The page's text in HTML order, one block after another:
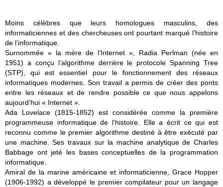
Moins célèbres que leurs homologues masculins, des
informaticiennes et des chercheuses ont pourtant marqué l’histoire
de l’informatique.
Surnommée « la mère de l’Internet », Radia Perlman (née en
1951) a conçu l’algorithme derrière le protocole Spanning Tree
(STP), qui est essentiel pour le fonctionnement des réseaux
informatiques modernes. Son travail a permis de créer des ponts
entre les réseaux et de rendre possible ce que nous appelons
aujourd’hui « Internet ».
Ada Lovelace (1815-1852) est considérée comme la première
programmeuse informatique de l’histoire. Elle a écrit ce qui est
reconnu comme le premier algorithme destiné à être exécuté par
une machine. Ses travaux sur la machine analytique de Charles
Babbage ont jeté les bases conceptuelles de la programmation
informatique.
Amiral de la marine américaine et informaticienne, Grace Hopper
(1906-1992) a développé le premier compilateur pour un langage